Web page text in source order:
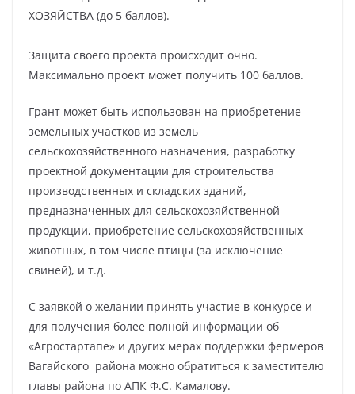
ХОЗЯЙСТВА (до 5 баллов).
Защита своего проекта происходит очно.
Максимально проект может получить 100 баллов.
Грант может быть использован на приобретение
земельных участков из земель
сельскохозяйственного назначения, разработку
проектной документации для строительства
производственных и складских зданий,
предназначенных для сельскохозяйственной
продукции, приобретение сельскохозяйственных
животных, в том числе птицы (за исключение
свиней), и т.д.
С заявкой о желании принять участие в конкурсе и
для получения более полной информации об
«Агростартапе» и других мерах поддержки фермеров
Вагайского района можно обратиться к заместителю
главы района по АПК Ф.С. Камалову.